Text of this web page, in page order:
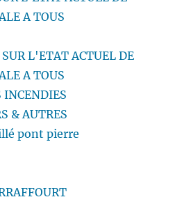
A TOUS
L'ETAT ACTUEL DE
A TOUS
& AUTRES
pont pierre